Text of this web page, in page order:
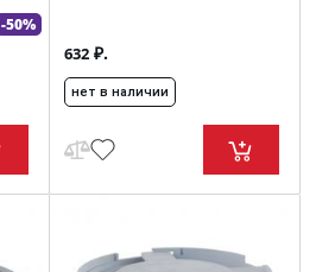
-50%
632 ₽.
нет в наличии